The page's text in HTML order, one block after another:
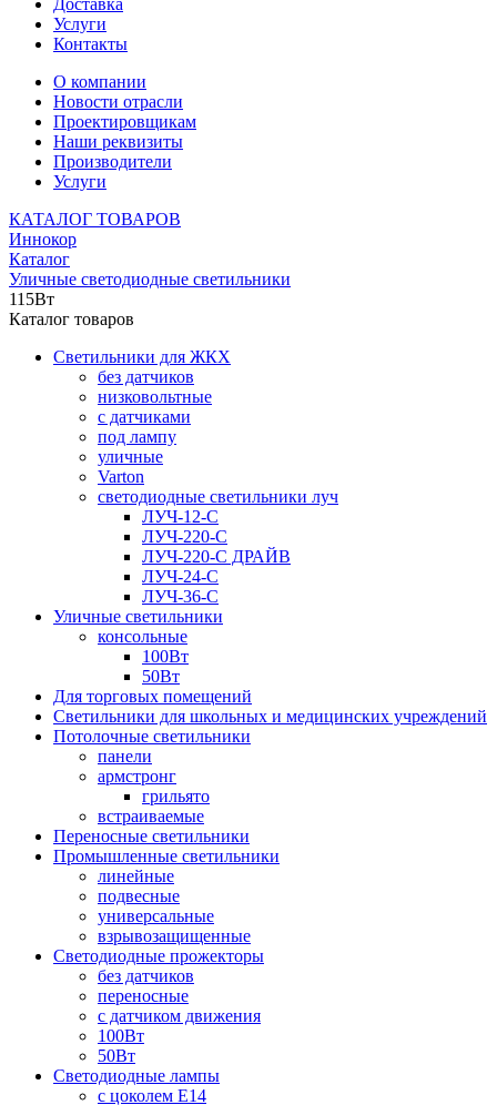
Доставка
Услуги
Контакты
О компании
Новости отрасли
Проектировщикам
Наши реквизиты
Производители
Услуги
КАТАЛОГ ТОВАРОВ
Иннокор
Каталог
Уличные светодиодные светильники
115Вт
Каталог товаров
Светильники для ЖКХ
без датчиков
низковольтные
с датчиками
под лампу
уличные
Varton
светодиодные светильники луч
ЛУЧ-12-С
ЛУЧ-220-С
ЛУЧ-220-С ДРАЙВ
ЛУЧ-24-С
ЛУЧ-36-С
Уличные светильники
консольные
100Вт
50Вт
Для торговых помещений
Светильники для школьных и медицинских учреждений
Потолочные светильники
панели
армстронг
грильято
встраиваемые
Переносные светильники
Промышленные светильники
линейные
подвесные
универсальные
взрывозащищенные
Светодиодные прожекторы
без датчиков
переносные
с датчиком движения
100Вт
50Вт
Светодиодные лампы
с цоколем E14